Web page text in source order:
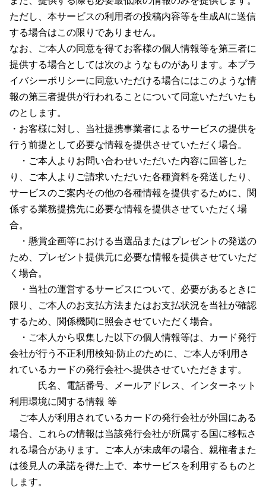
ただし、本サービスの利用者の投稿内容等を生成AIに送信
する場合はこの限りでありません。
なお、ご本人の同意を得てお客様の個人情報等を第三者に
提供する場合としては次のようなものがあります。本プラ
イバシーポリシーに同意いただける場合にはこのような情
報の第三者提供が行われることについて同意いただいたも
のとします。
・お客様に対し、当社提携事業者によるサービスの提供を
行う前提として必要な情報を提供させていただく場合。
・ご本人よりお問い合わせいただいた内容に回答した
り、ご本人よりご請求いただいた各種資料を発送したり、
サービスのご案内その他の各種情報を提供するために、関
係する業務提携先に必要な情報を提供させていただく場
合。
・懸賞企画等における当選品またはプレゼントの発送の
ため、プレゼント提供元に必要な情報を提供させていただ
く場合。
・当社の運営するサービスについて、必要があるときに
限り、ご本人のお支払方法またはお支払状況を当社が確認
するため、関係機関に照会させていただく場合。
・ご本人から収集した以下の個人情報等は、カード発行
会社が行う不正利用検知‧防止のために、ご本人が利用さ
れているカードの発行会社へ提供させていただきます。
氏名、電話番号、メールアドレス、インターネット
利⽤環境に関する情報 等
ご本人が利用されているカードの発行会社が外国にある
場合、これらの情報は当該発行会社が所属する国に移転さ
れる場合があります。ご本人が未成年の場合、親権者また
は後見人の承諾を得た上で、本サービスを利用するものと
します。